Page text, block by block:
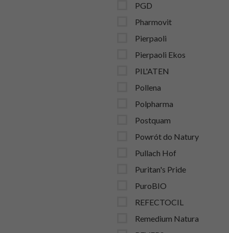
PGD
Pharmovit
Pierpaoli
Pierpaoli Ekos
PIL'ATEN
Pollena
Polpharma
Postquam
Powrót do Natury
Pullach Hof
Puritan's Pride
PuroBIO
REFECTOCIL
Remedium Natura